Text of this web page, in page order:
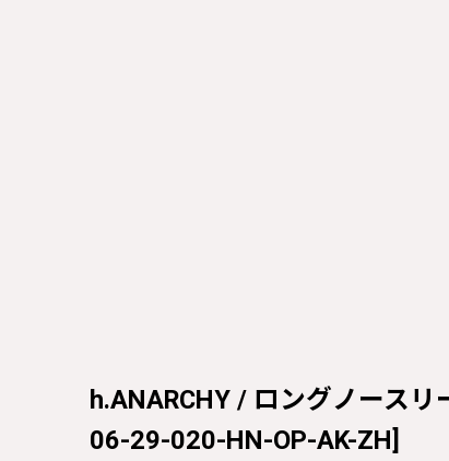
h.ANARCHY / ロングノース
06-29-020-HN-OP-AK-ZH]